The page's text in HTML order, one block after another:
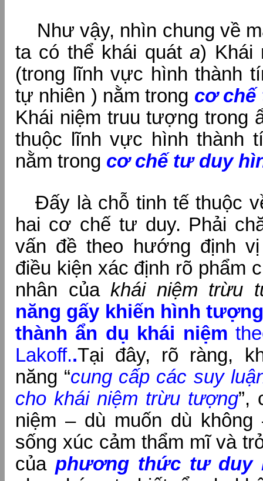
Như vậy, nhìn chung về
ta có thể khái quáta) Khái
(trong lĩnh vực hình thành
tự nhiên ) nằm trong cơ chế
Khái niệm truu tượng trong
thuộc lĩnh vực hình thành
nằm trong cơ chế tư duy
Đấy là chỗ tinh tế thuộc
hai cơ chế tư duy. Phải
vấn đề theo hướng định
điều kiện xác định rõ phẩm
nhân củakhái niệm trừu
năng gấy khiến hình tượng
thành ẩn dụ khái niệm
Lakoff..Tại đây, rõ ràng,
năng “cung cấp các suy
cho khái niệm trừu tượng”,
niệm – dù muốn dù
sống xúc cảm thẩm mĩvà
của phương thức tư